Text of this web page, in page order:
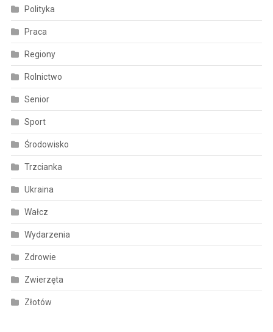
Polityka
Praca
Regiony
Rolnictwo
Senior
Sport
Środowisko
Trzcianka
Ukraina
Wałcz
Wydarzenia
Zdrowie
Zwierzęta
Złotów